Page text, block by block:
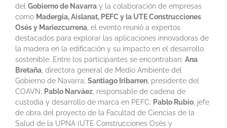
del Gobierno de Navarra y la colaboración de empresas
como Madergia, Aislanat, PEFC y la UTE Construcciones
Osés y Mariezcurrena , el evento reunió a expertos
destacados para explorar las aplicaciones innovadoras de
la madera en la edificación y su impacto en el desarrollo
sostenible. Entre los participantes se encontraban: Ana
Bretaña , directora general de Medio Ambiente del
Gobierno de Navarra; Santiago Iribarren , presidente del
COAVN; Pablo Narváez , responsable de cadena de
custodia y desarrollo de marca en PEFC; Pablo Rubio , jefe
de obra del proyecto de la Facultad de Ciencias de la
Salud de la UPNA (UTE Construcciones Osés y